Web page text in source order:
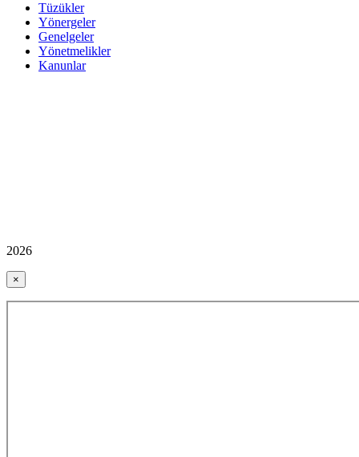
Tüzükler
Yönergeler
Genelgeler
Yönetmelikler
Kanunlar
2026
×